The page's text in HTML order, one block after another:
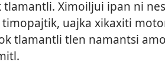
tlamantli. Ximoiljui ipan ni
uajka xikaxiti
tlamantli tlen namantsi